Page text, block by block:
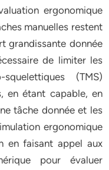
ergonomique
manuelles restent
grandissante donnée
de limiter les
(TMS)
en étant capable, en
tâche donnée et les
ergonomique
en faisant appel aux
pour évaluer